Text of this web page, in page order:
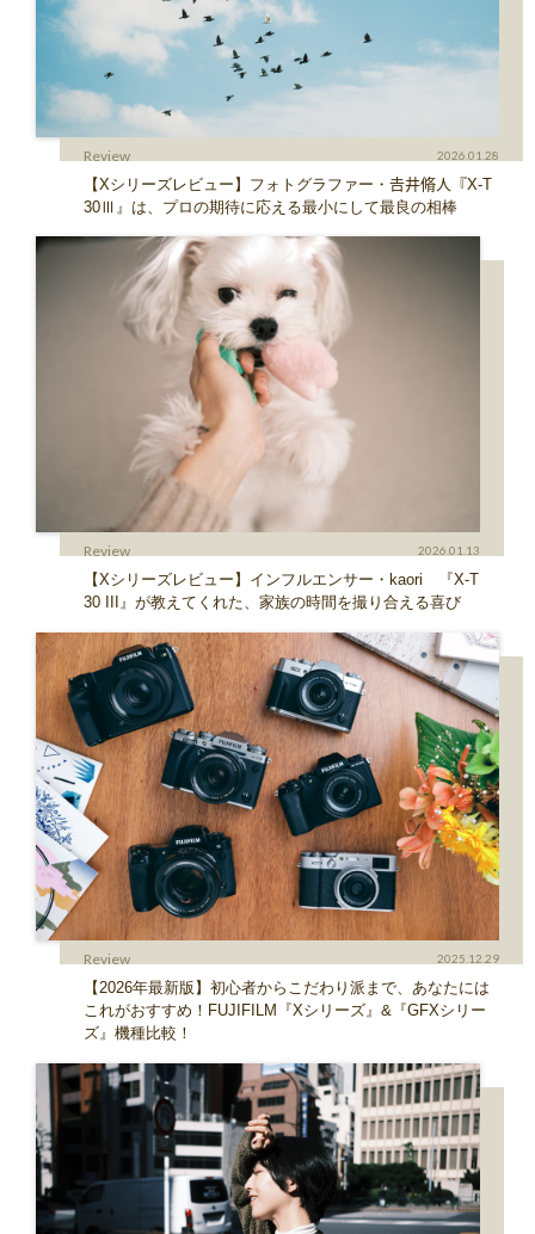
Review 2026.01.28
【Xシリーズレビュー】フォトグラファー・𠮷井脩人『X-T
30Ⅲ』は、プロの期待に応える最小にして最良の相棒
Review 2026.01.13
【Xシリーズレビュー】インフルエンサー・kaori 『X-T
30 III』が教えてくれた、家族の時間を撮り合える喜び
Review 2025.12.29
【2026年最新版】初心者からこだわり派まで、あなたには
これがおすすめ！FUJIFILM『Xシリーズ』&『GFXシリー
ズ』機種比較！